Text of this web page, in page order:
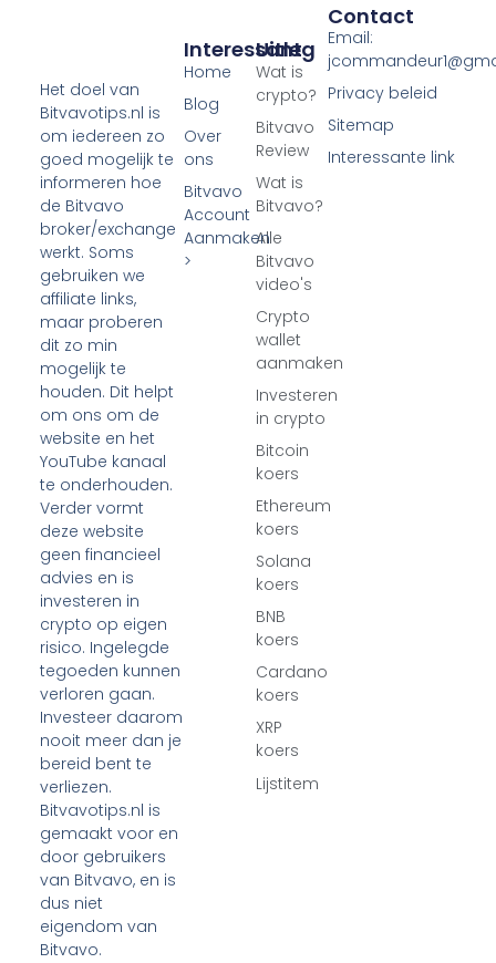
Het doel van
Bitvavotips.nl is
om iedereen zo
goed mogelijk te
informeren hoe
de Bitvavo
broker/exchange
werkt. Soms
gebruiken we
affiliate links,
maar proberen
dit zo min
mogelijk te
houden. Dit helpt
om ons om de
website en het
YouTube kanaal
te onderhouden.
Verder vormt
deze website
geen financieel
advies en is
investeren in
crypto op eigen
risico. Ingelegde
tegoeden kunnen
verloren gaan.
Investeer daarom
nooit meer dan je
bereid bent te
verliezen.
Bitvavotips.nl is
gemaakt voor en
door gebruikers
van Bitvavo, en is
dus niet
eigendom van
Bitvavo.
Uitleg
Wat is
crypto?
Bitvavo
Review
Wat is
Bitvavo?
Alle
Bitvavo
video's
Crypto
wallet
aanmaken
Investeren
in crypto
Bitcoin
koers
Ethereum
koers
Solana
koers
BNB
koers
Cardano
koers
XRP
koers
Lijstitem
Interessant
Home
Blog
Over
ons
Bitvavo
Account
Aanmaken
>
Contact
Email:
Privacy beleid
Sitemap
Interessante link